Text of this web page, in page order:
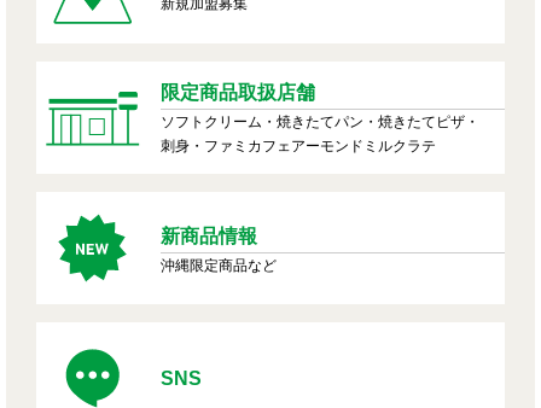
新規加盟募集
限定商品取扱店舗
ソフトクリーム・焼きたてパン・焼きたてピザ・
刺身・ファミカフェアーモンドミルクラテ
新商品情報
沖縄限定商品など
SNS